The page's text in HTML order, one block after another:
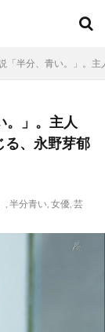
「半分、青い。」。
。」。主人
る、永野芽郁
, 半分青い, 女優, 芸